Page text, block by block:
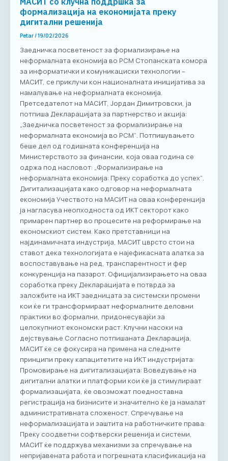
формализација на економијата преку
дигитални решенија
Petar/19/02/2026
Заедничка посветеност за формализирање на
неформалната економија во РСМ Стопанската комора
за информатички и комуникациски технологии –
МАСИТ, се приклучи кон националната иницијатива за
намалување на неформалната економија.
Претседателот на МАСИТ, Јордан Димитровски, ја
потпиша Декларацијата за партнерство и акција:
„Заедничка посветеност за формализирање на
неформалната економија во РСМ“. Потпишувањето
беше дел од годишната конференција на
Министерството за финансии, која оваа година се
одржа под насловот: „Формализирање на
неформалната економија: Преку соработка до успех“.
Дигитализацијата како одговор на неформалната
економија Учеството на МАСИТ на оваа конференција
ја нагласува неопходноста од ИКТ секторот како
примарен партнер во процесите на реформирање на
економскиот систем. Како претставници на
најдинамичната индустрија, МАСИТ цврсто стои на
ставот дека технологијата е најефикасната алатка за
воспоставување на ред, транспарентност и фер
конкуренција на пазарот. Официјализирањето на оваа
соработка преку Декларацијата е потврда за
заложбите на ИКТ заедницата за системски промени
кои ќе ги трансформираат неформалните деловни
практики во формални, придонесувајќи за
целокупниот економски раст. Клучни насоки на
дејствување Согласно потпишаната Декларација,
МАСИТ ќе се фокусира на примена на следните
принципи преку капацитетите на ИКТ индустријата:
Промовирање на дигитализацијата: Воведување на
дигитални алатки и платформи кои ќе ја стимулираат
формализацијата, ќе овозможат поедноставна
регистрација на бизнисите и значително ќе ја намалат
административната сложеност. Спречување на
неформализацијата и заштита на работничките права:
Преку соодветни софтверски решенија и системи,
МАСИТ ќе поддржува механизми за спречување на
непријавената работа и погрешната класификација на